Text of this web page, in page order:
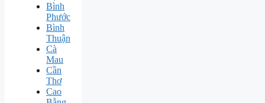
Bình
Phước
Bình
Thuận
Cà
Mau
Cần
Thơ
Cao